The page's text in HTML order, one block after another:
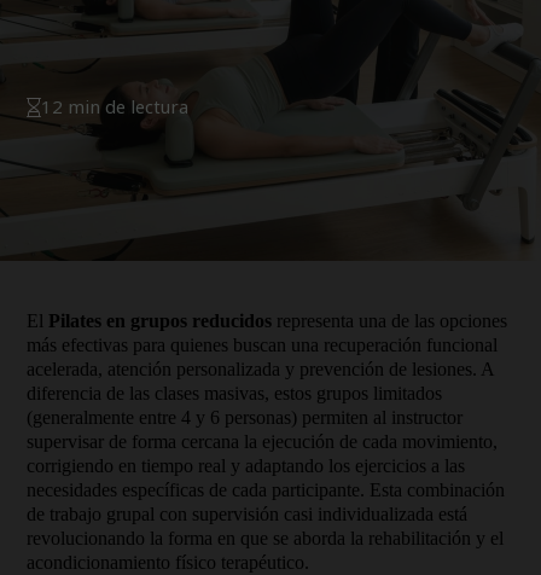
12 min de lectura
El Pilates en grupos reducidos representa una de las opciones
más efectivas para quienes buscan una recuperación funcional
acelerada, atención personalizada y prevención de lesiones. A
diferencia de las clases masivas, estos grupos limitados
(generalmente entre 4 y 6 personas) permiten al instructor
supervisar de forma cercana la ejecución de cada movimiento,
corrigiendo en tiempo real y adaptando los ejercicios a las
necesidades específicas de cada participante. Esta combinación
de trabajo grupal con supervisión casi individualizada está
revolucionando la forma en que se aborda la rehabilitación y el
acondicionamiento físico terapéutico.